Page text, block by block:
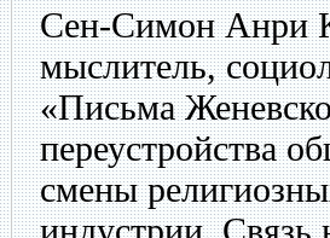
Сен-Симон Анри
мыслитель,
«Письма
переустройства
смены